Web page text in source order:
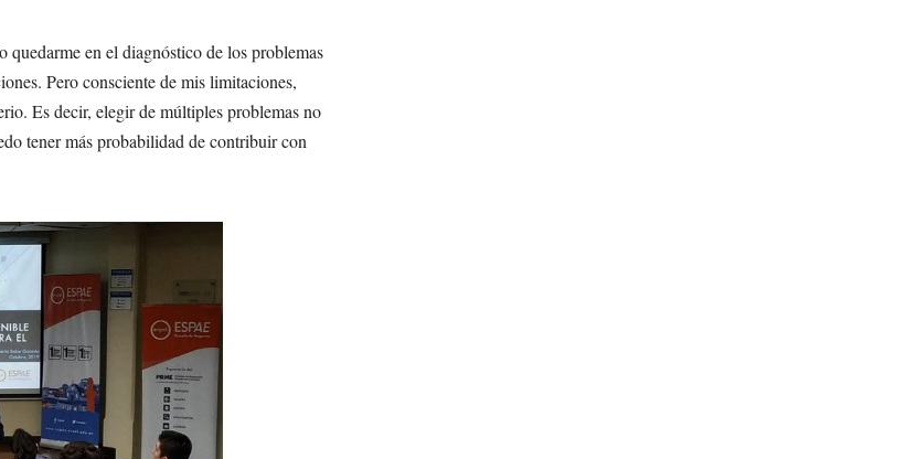
en el diagnóstico de los problemas
Pero consciente de mis limitaciones,
Es decir, elegir de múltiples problemas no
tener más probabilidad de contribuir con